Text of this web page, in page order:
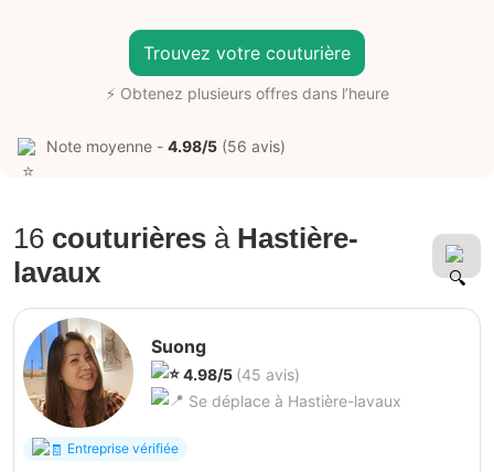
Trouvez votre couturière
⚡ Obtenez plusieurs offres dans l’heure
Note moyenne - 4.98/5 (56 avis)
16 couturières à Hastière-
lavaux
Suong
4.98/5 (45 avis)
Se déplace à Hastière-lavaux
Entreprise vérifiée